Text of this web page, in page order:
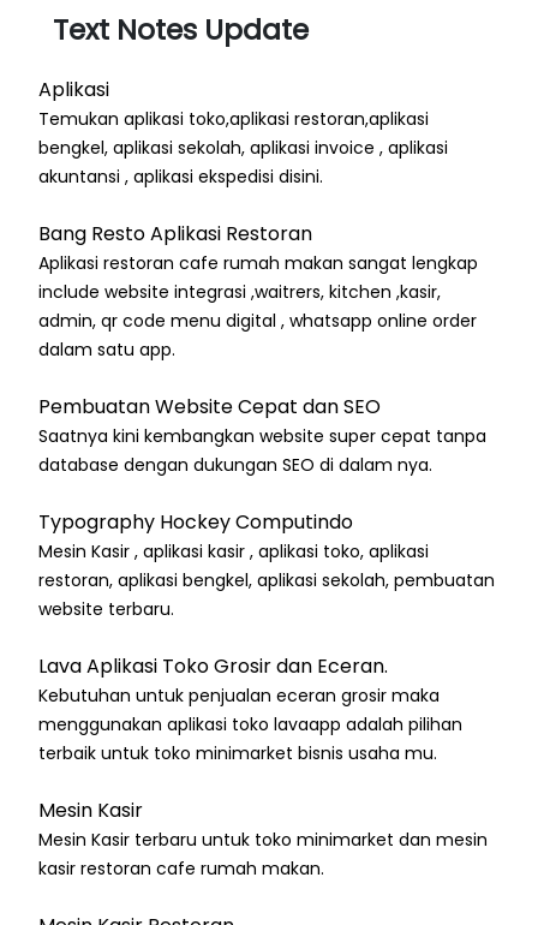
Text Notes Update
Aplikasi
Temukan aplikasi toko,aplikasi restoran,aplikasi
bengkel, aplikasi sekolah, aplikasi invoice , aplikasi
akuntansi , aplikasi ekspedisi disini.
Bang Resto Aplikasi Restoran
Aplikasi restoran cafe rumah makan sangat lengkap
include website integrasi ,waitrers, kitchen ,kasir,
admin, qr code menu digital , whatsapp online order
dalam satu app.
Pembuatan Website Cepat dan SEO
Saatnya kini kembangkan website super cepat tanpa
database dengan dukungan SEO di dalam nya.
Typography Hockey Computindo
Mesin Kasir , aplikasi kasir , aplikasi toko, aplikasi
restoran, aplikasi bengkel, aplikasi sekolah, pembuatan
website terbaru.
Lava Aplikasi Toko Grosir dan Eceran.
Kebutuhan untuk penjualan eceran grosir maka
menggunakan aplikasi toko lavaapp adalah pilihan
terbaik untuk toko minimarket bisnis usaha mu.
Mesin Kasir
Mesin Kasir terbaru untuk toko minimarket dan mesin
kasir restoran cafe rumah makan.